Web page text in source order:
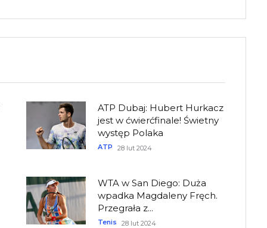
ATP Dubaj: Hubert Hurkacz
jest w ćwierćfinale! Świetny
występ Polaka
ATP 28 lut 2024
WTA w San Diego: Duża
wpadka Magdaleny Fręch.
Przegrała z...
Tenis 28 lut 2024